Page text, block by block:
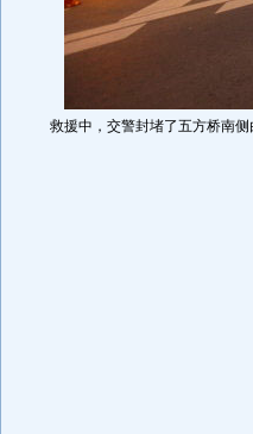
救援中，交警封堵了五方桥南